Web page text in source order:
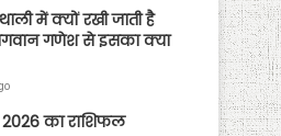
में क्यों रखी जाती है
गणेश से इसका क्या
का राशिफल